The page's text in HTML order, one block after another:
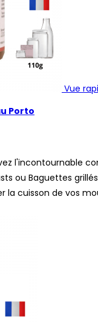
Vue
Porto
l'incontournable
ou Baguettes
la cuisson de vos